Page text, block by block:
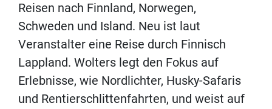
Reisen nach Finnland, Norwegen,
Schweden und Island. Neu ist laut
Veranstalter eine Reise durch Finnisch
Lappland. Wolters legt den Fokus auf
Erlebnisse, wie Nordlichter, Husky-Safaris
und Rentierschlittenfahrten, und weist auf